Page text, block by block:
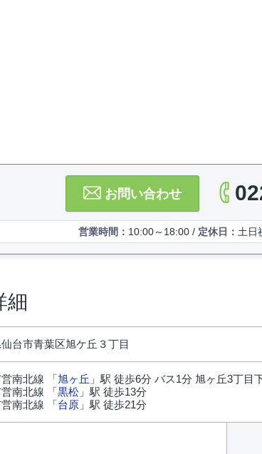
お問い合わせ
営業時間： 10:00～18:00 / 定休日： 土日
細
台市青葉区旭ケ丘３丁目
南北線 「旭ヶ丘 」駅 徒歩6分 バス1分 旭ヶ丘3丁目
南北線 「黒松 」駅 徒歩13分
南北線 「台原 」駅 徒歩21分